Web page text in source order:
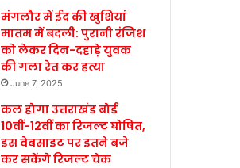
मंगलौर में ईद की खुशियां
मातम में बदली: पुरानी रंजिश
को लेकर दिन-दहाड़े युवक
की गला रेत कर हत्या
June 7, 2025
कल होगा उत्तराखंड बोर्ड
10वीं-12वीं का रिजल्ट घोषित,
इस वेबसाइट पर इतने बजे
कर सकेंगे रिजल्ट चेक